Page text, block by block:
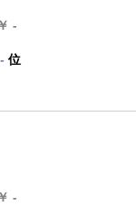
￥ -
- 位
￥ -